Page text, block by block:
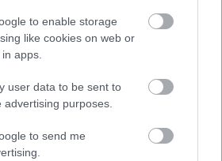
to enable storage
like cookies on web or
apps.
user data to be sent to
purposes.
to send me